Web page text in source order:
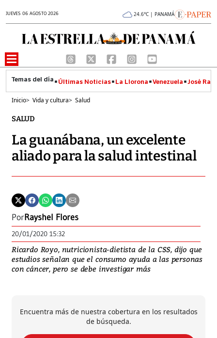
JUEVES 06 AGOSTO 2026 24.6°C | PANAMÁ
Últimas Noticias La Llorona Venezuela José
Inicio> Vida y cultura> Salud
SALUD
La guanábana, un excelente
aliado para la salud intestinal
PorRayshel Flores
20/01/2020 15:32
Ricardo Royo, nutricionista-dietista de la CSS, dijo que
estudios señalan que el consumo ayuda a las personas
con cáncer, pero se debe investigar más
Encuentra más de nuestra cobertura en los resultados
de búsqueda.